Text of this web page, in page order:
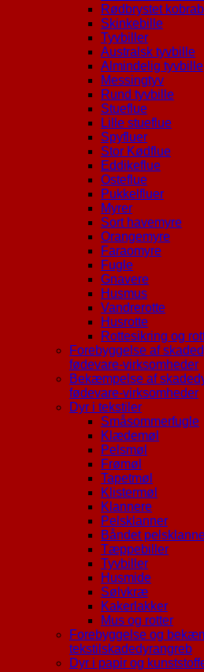
Rødbrystet
Skinkebille
Tyvbiller
Australsk tyvbille
Almindelig tyvbille
Messingtyv
Rund tyvbille
Stueflue
Lille stueflue
Spyfluer
Stor Kødflue
Eddikeflue
Osteflue
Pukkelfluer
Myrer
Sort havemyre
Orangemyre
Faraomyre
Fugle
Gnavere
Husmus
Vandrerotte
Husrotte
Rottesikring og
Forebyggelse af
fødevare-virksomheder
Bekæmpelse af
fødevare-virksomheder
Dyr i tekstiler
Småsommerfugle
Klædemøl
Pelsmøl
Frømøl
Tapetmøl
Klistermøl
Klannere
Pelsklanner
Båndet
Tæppebiller
Tyvbiller
Husmide
Sølvkræ
Kakerlakker
Mus og rotter
Forebyggelse og
tekstilskadedyrangreb
Dyr i papir og